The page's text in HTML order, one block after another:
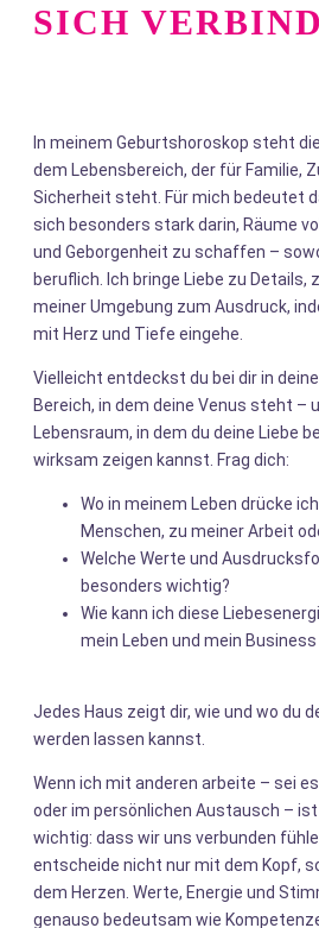
SICH
In meinem Geburtshoroskop steht
dem Lebensbereich, der für Familie,
Sicherheit steht. Für mich bedeutet
sich besonders stark darin, Räume
und Geborgenheit zu schaffen –
beruflich. Ich bringe Liebe zu Details,
meiner Umgebung zum Ausdruck,
mit Herz und Tiefe eingehe.
Vielleicht entdeckst du bei dir in
Bereich, in dem deine Venus steht –
Lebensraum, in dem du deine Liebe
wirksam zeigen kannst. Frag dich:
Wo in meinem Leben drücke
Menschen, zu meiner Arbeit
Welche Werte und
besonders wichtig?
Wie kann ich diese
mein Leben und mein
Jedes Haus zeigt dir, wie und wo du
werden lassen kannst.
Wenn ich mit anderen arbeite – sei
oder im persönlichen Austausch –
wichtig: dass wir uns verbunden
entscheide nicht nur mit dem Kopf,
dem Herzen. Werte, Energie und
genauso bedeutsam wie